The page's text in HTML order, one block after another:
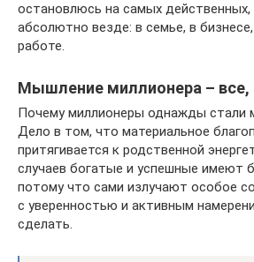
остановлюсь на самых
абсолютно везде: в семье, в
работе.
Мышление миллионера – все,
Почему миллионеры однажды стали
Дело в том, что материальное
притягивается к родственной
случаев богатые и успешные имеют
потому что сами излучают особое
с уверенностью и активным
сделать.